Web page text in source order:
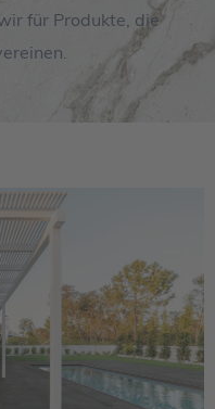
für Produkte, die